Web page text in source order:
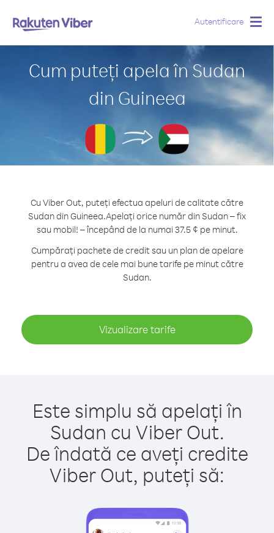
Autentificare
Cum puteți apela în Sudan
din Guineea
Cu Viber Out, puteți efectua apeluri de calitate către
Sudan din Guineea.Apelați orice număr din Sudan – fix
sau mobil! – începând de la numai 37.5 ¢ pe minut.
Cumpărați pachete de credit sau un plan de apelare
pentru a avea de cele mai bune tarife pe minut către
Sudan.
Vizualizare tarife
Este simplu să apelați în
Sudan cu Viber Out.
De îndată ce aveți credite
Viber Out, puteți să: